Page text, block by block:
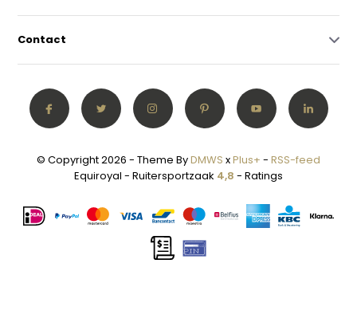
Contact
© Copyright 2026 - Theme ByDMWS xPlus+ - RSS-feed
Equiroyal - Ruitersportzaak 4,8 - Ratings